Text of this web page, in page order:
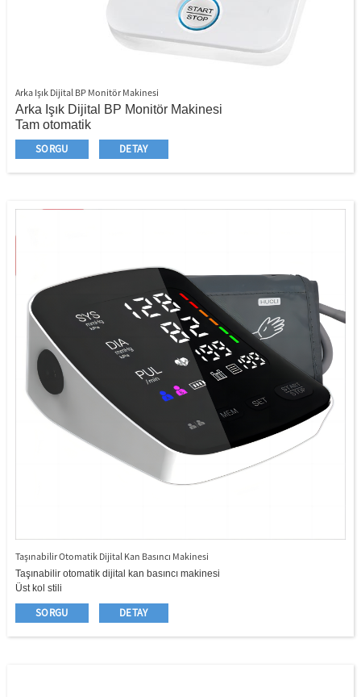
Arka Işık Dijital BP Monitör Makinesi
Arka Işık Dijital BP Monitör Makinesi
Tam otomatik
Üst kol stili
Ekstra büyük LCD boyutu
LCD ve Düğme İçin Mavi Renk Arka Işığı
SORGU DETAY
Taşınabilir Otomatik Dijital Kan Basıncı Makinesi
Taşınabilir otomatik dijital kan basıncı makinesi
Üst kol stili
22 - 42cm büyük manşet
Tür - C bağlantı noktası
SORGU DETAY